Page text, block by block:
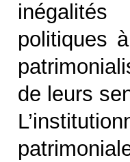
politiques
de leurs